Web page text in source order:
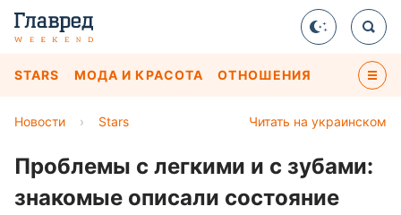
STARS МОДА И КРАСОТА ОТНОШЕНИЯ
Читать на украинском
Новости › Stars
Проблемы с легкими и с зубами:
знакомые описали состояние